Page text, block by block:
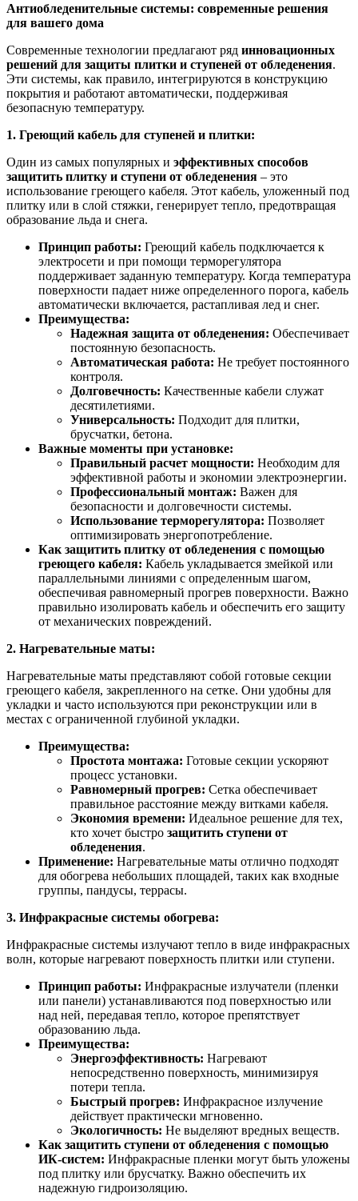
Антиобледенительные системы: современные решения
для вашего дома
Современные технологии предлагают ряд инновационных
решений для защиты плитки и ступеней от обледенения.
Эти системы, как правило, интегрируются в конструкцию
покрытия и работают автоматически, поддерживая
безопасную температуру.
1. Греющий кабель для ступеней и плитки:
Один из самых популярных и эффективных способов
защитить плитку и ступени от обледенения – это
использование греющего кабеля. Этот кабель, уложенный под
плитку или в слой стяжки, генерирует тепло, предотвращая
образование льда и снега.
Принцип работы: Греющий кабель подключается к
электросети и при помощи терморегулятора
поддерживает заданную температуру. Когда температура
поверхности падает ниже определенного порога, кабель
автоматически включается, растапливая лед и снег.
Преимущества:
Надежная защита от обледенения: Обеспечивает
постоянную безопасность.
Автоматическая работа: Не требует постоянного
контроля.
Долговечность: Качественные кабели служат
десятилетиями.
Универсальность: Подходит для плитки,
брусчатки, бетона.
Важные моменты при установке:
Правильный расчет мощности: Необходим для
эффективной работы и экономии электроэнергии.
Профессиональный монтаж: Важен для
безопасности и долговечности системы.
Использование терморегулятора: Позволяет
оптимизировать энергопотребление.
Как защитить плитку от обледенения с помощью
греющего кабеля: Кабель укладывается змейкой или
параллельными линиями с определенным шагом,
обеспечивая равномерный прогрев поверхности. Важно
правильно изолировать кабель и обеспечить его защиту
от механических повреждений.
2. Нагревательные маты:
Нагревательные маты представляют собой готовые секции
греющего кабеля, закрепленного на сетке. Они удобны для
укладки и часто используются при реконструкции или в
местах с ограниченной глубиной укладки.
Преимущества:
Простота монтажа: Готовые секции ускоряют
процесс установки.
Равномерный прогрев: Сетка обеспечивает
правильное расстояние между витками кабеля.
Экономия времени: Идеальное решение для тех,
кто хочет быстро защитить ступени от
обледенения.
Применение: Нагревательные маты отлично подходят
для обогрева небольших площадей, таких как входные
группы, пандусы, террасы.
3. Инфракрасные системы обогрева:
Инфракрасные системы излучают тепло в виде инфракрасных
волн, которые нагревают поверхность плитки или ступени.
Принцип работы: Инфракрасные излучатели (пленки
или панели) устанавливаются под поверхностью или
над ней, передавая тепло, которое препятствует
образованию льда.
Преимущества:
Энергоэффективность: Нагревают
непосредственно поверхность, минимизируя
потери тепла.
Быстрый прогрев: Инфракрасное излучение
действует практически мгновенно.
Экологичность: Не выделяют вредных веществ.
Как защитить ступени от обледенения с помощью
ИК-систем: Инфракрасные пленки могут быть уложены
под плитку или брусчатку. Важно обеспечить их
надежную гидроизоляцию.